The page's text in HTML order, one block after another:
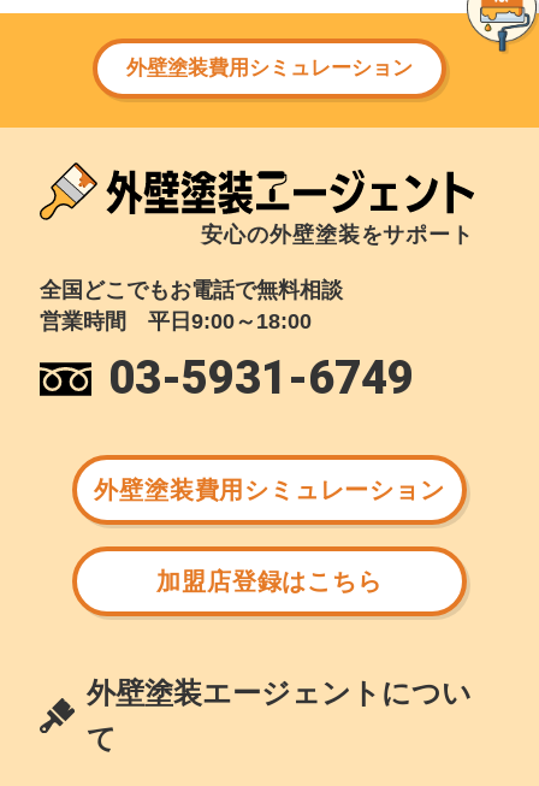
外壁塗装費用シミュレーション
安心の外壁塗装をサポート
全国どこでもお電話で無料相談
営業時間 平日9:00～18:00
03-5931-6749
外壁塗装費用シミュレーション
加盟店登録はこちら
外壁塗装エージェントについ
て